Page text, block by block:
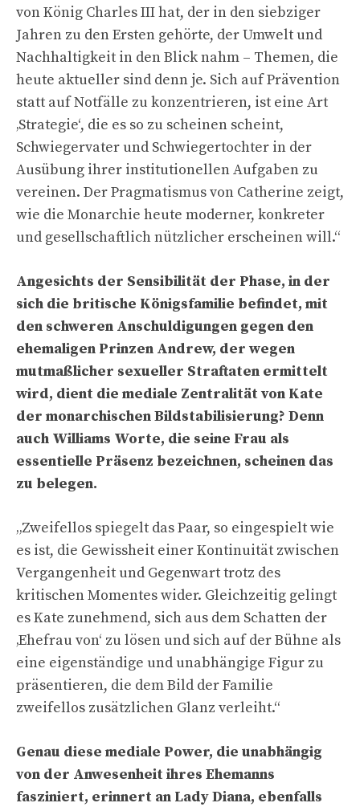
von König Charles III hat, der in den siebziger
Jahren zu den Ersten gehörte, der Umwelt und
Nachhaltigkeit in den Blick nahm – Themen, die
heute aktueller sind denn je. Sich auf Prävention
statt auf Notfälle zu konzentrieren, ist eine Art
‚Strategie‘, die es so zu scheinen scheint,
Schwiegervater und Schwiegertochter in der
Ausübung ihrer institutionellen Aufgaben zu
vereinen. Der Pragmatismus von Catherine zeigt,
wie die Monarchie heute moderner, konkreter
und gesellschaftlich nützlicher erscheinen will.“
Angesichts der Sensibilität der Phase, in der
sich die britische Königsfamilie befindet, mit
den schweren Anschuldigungen gegen den
ehemaligen Prinzen Andrew, der wegen
mutmaßlicher sexueller Straftaten ermittelt
wird, dient die mediale Zentralität von Kate
der monarchischen Bildstabilisierung? Denn
auch Williams Worte, die seine Frau als
essentielle Präsenz bezeichnen, scheinen das
zu belegen.
„Zweifellos spiegelt das Paar, so eingespielt wie
es ist, die Gewissheit einer Kontinuität zwischen
Vergangenheit und Gegenwart trotz des
kritischen Momentes wider. Gleichzeitig gelingt
es Kate zunehmend, sich aus dem Schatten der
‚Ehefrau von‘ zu lösen und sich auf der Bühne als
eine eigenständige und unabhängige Figur zu
präsentieren, die dem Bild der Familie
zweifellos zusätzlichen Glanz verleiht.“
Genau diese mediale Power, die unabhängig
von der Anwesenheit ihres Ehemanns
fasziniert, erinnert an Lady Diana, ebenfalls